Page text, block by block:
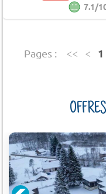
7.1/
Pages : << < 1